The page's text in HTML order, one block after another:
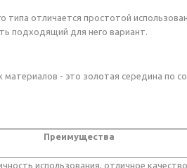
типа отличается простотой
подходящий для него вариант.
материалов - это золотая середина по
Преимущества
использования, отличное качество